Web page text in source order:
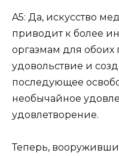
A5: Да, искусство
приводит к более
оргазмам для обоих
удовольствие и
последующее
необычайное
удовлетворение.
Теперь,